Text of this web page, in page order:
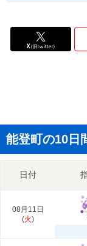
能登町の10日
日付
08月11日
(火)